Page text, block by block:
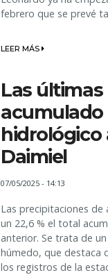
febrero que se prevé
LEER MÁS
Las últimas
acumulado
hidrológico
Daimiel
07/05/2025 - 14:13
Las precipitaciones de
un 22,6 % el total
anterior. Se trata de
húmedo, que destaca
los registros de la